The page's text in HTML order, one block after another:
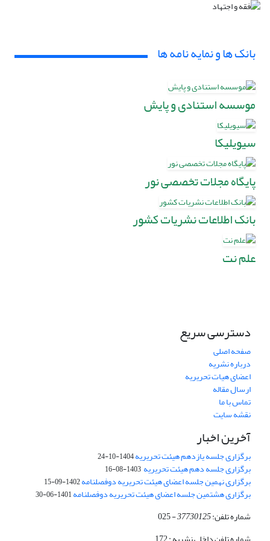
بانک ها و نمایه نامه ها
موسسه استنادی و پایش
سیویلیکا
پایگاه مجلات تخصصی نور
بانک اطلاعات نشریات کشور
علم نت
دسترسی سریع
صفحه اصلی
درباره نشریه
اعضای هیات تحریریه
ارسال مقاله
تماس با ما
نقشه سایت
آخرین اخبار
برگزاری جلسه یازدهم هیئت تحریریه1404-10-24
برگزاری جلسه دهم هیئت تحریریه 1403-08-16
برگزاری نهمین جلسه اعضای هیئت تحریریه دوفصلنامه1402-09-15
برگزاری هشتمین جلسه اعضای هیئت تحریریه دوفصلنامه1401-06-30
شماره تلفن:37730125
- 025